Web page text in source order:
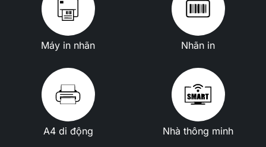
Máy in nhãn Nhãn in
A4 di động Nhà thông minh